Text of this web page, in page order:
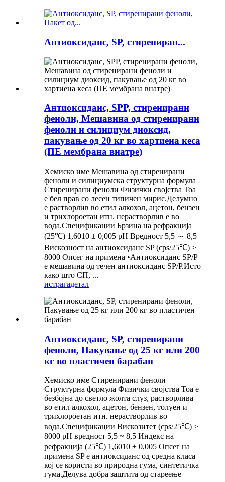
Антиоксиданс, SP, стирениран...
Антиоксиданс, SPP, стиренирани
феноли, Мешавина од стиренирани
феноли и силициум диоксид,
пакување од 20 кг во хартиена кеса
(ПЕ мембрана внатре)
Хемиско име Мешавина од стиренирани
феноли и силициумска структурна формула
Стиренирани феноли Физички својства Тоа
е бел прав со лесен типичен мирис.Делумно
е растворлив во етил алкохол, ацетон, бензен
и трихлороетан итн. нерастворлив е во
вода.Спецификации Брзина на рефракција
(25℃) 1,6010 ± 0,005 pH Вредност 5,5 ～ 8,5
Вискозност на антиоксиданс SP (cps/25℃) ≥
8000 Опсег на примена •Антиоксиданс SP/P
е мешавина од течен антиоксиданс SP/P.Исто
како што СП, ...
истрагадетал
Антиоксиданс, SP, стиренирани
феноли, Пакување од 25 кг или 200
кг во пластичен барабан
Хемиско име Стиренирани феноли
Структурна формула Физички својства Тоа е
безбојна до светло жолта слуз, растворлива
во етил алкохол, ацетон, бензен, толуен и
трихлороетан итн. нерастворлив во
вода.Спецификации Вискозитет (cps/25℃) ≥
8000 pH вредност 5,5 ~ 8,5 Индекс на
рефракција (25℃) 1,6010 ± 0,005 Опсег на
примена SP е антиоксиданс од средна класа
кој се користи во природна гума, синтетичка
гума.Делува добра заштита од стареење